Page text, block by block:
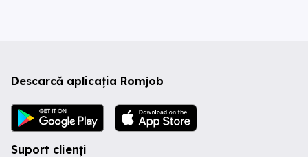
Descarcă aplicația Romjob
Suport clienți